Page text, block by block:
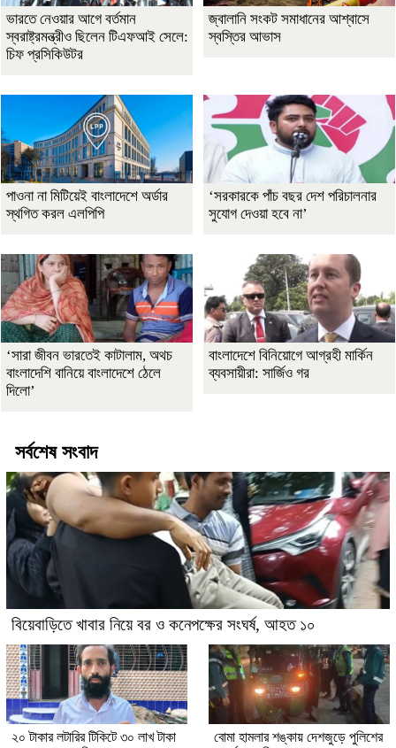
ভারতে নেওয়ার আগে বর্তমান
স্বরাষ্ট্রমন্ত্রীও ছিলেন টিএফআই সেলে:
চিফ প্রসিকিউটর
জ্বালানি সংকট সমাধানের আশ্বাসে
স্বস্তির আভাস
পাওনা না মিটিয়েই বাংলাদেশে অর্ডার
স্থগিত করল এলপিপি
‘সরকারকে পাঁচ বছর দেশ পরিচালনার
সুযোগ দেওয়া হবে না’
‘সারা জীবন ভারতেই কাটালাম, অথচ
বাংলাদেশি বানিয়ে বাংলাদেশে ঠেলে
দিলো’
বাংলাদেশে বিনিয়োগে আগ্রহী মার্কিন
ব্যবসায়ীরা: সার্জিও গর
সর্বশেষ সংবাদ
বিয়েবাড়িতে খাবার নিয়ে বর ও কনেপক্ষের সংঘর্ষ, আহত ১০
২০ টাকার লটারির টিকিটে ৩০ লাখ টাকা
বোমা হামলার শঙ্কায় দেশজুড়ে পুলিশের